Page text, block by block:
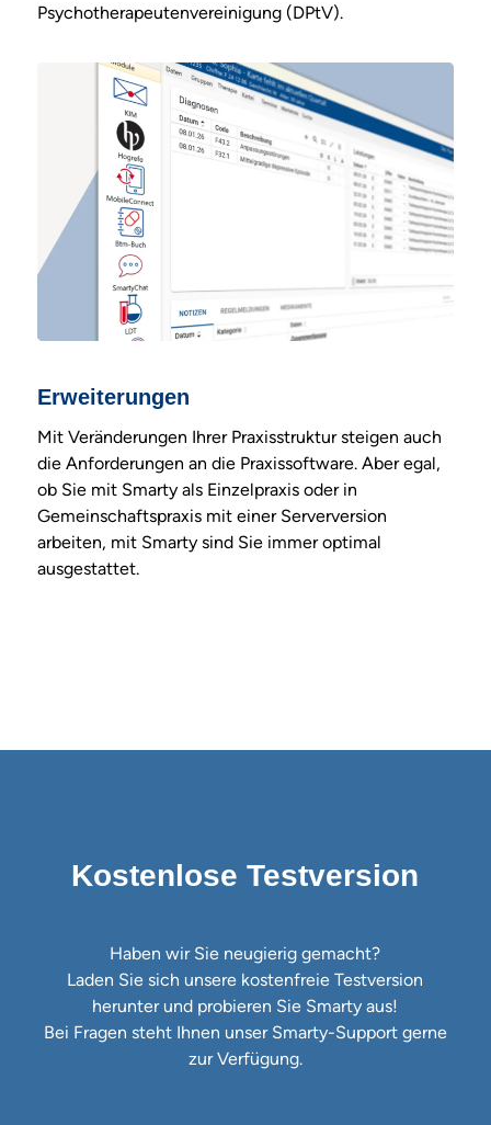
Psychotherapeutenvereinigung (DPtV).
Erweiterungen
Mit Veränderungen Ihrer Praxisstruktur steigen auch
die Anforderungen an die Praxissoftware. Aber egal,
ob Sie mit Smarty als Einzelpraxis oder in
Gemeinschaftspraxis mit einer Serverversion
arbeiten, mit Smarty sind Sie immer optimal
ausgestattet.
Kostenlose Testversion
Haben wir Sie neugierig gemacht?
Laden Sie sich unsere kostenfreie Testversion
herunter und probieren Sie Smarty aus!
Bei Fragen steht Ihnen unser Smarty-Support gerne
zur Verfügung.